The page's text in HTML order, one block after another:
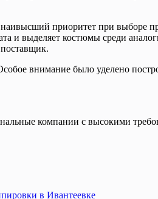
приоритет при выборе
и выделяет костюмы среди
внимание было уделено
компании с высокими
в Ивантеевке